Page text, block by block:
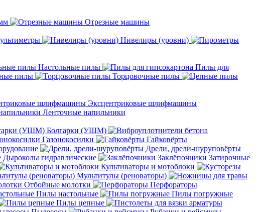
Отрезные машины
Нивелиры (уровни)
Настольные пилы
Пилы для
пилы
Торцовочные пилы
Эксцентриковые шлифмашины
Ленточные напильники
Болгарки (УШМ)
Газонокосилки
Гайковёрты
Дрели, дрели-шуруповёрты
Дыроколы гидравлические Заклёпочники Затирочные
Культиваторы и мотоблоки
Мультитулы (реноваторы)
Отбойные молотки
Перфораторы
Пилы настольные
Пилы погружные
Пилы цепные